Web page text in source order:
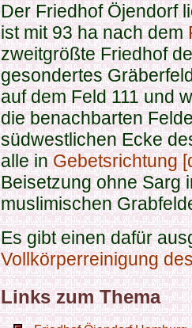
Der Friedhof Öjendorf
ist mit 93 ha nach dem
zweitgrößte Friedhof
gesondertes
auf dem Feld 111 und
die benachbarten
südwestlichen Ecke
alle inGebetsrichtung
Beisetzung ohne Sarg
muslimischen
Es gibt einen dafür
Vollkörperreinigung
Links zum Thema